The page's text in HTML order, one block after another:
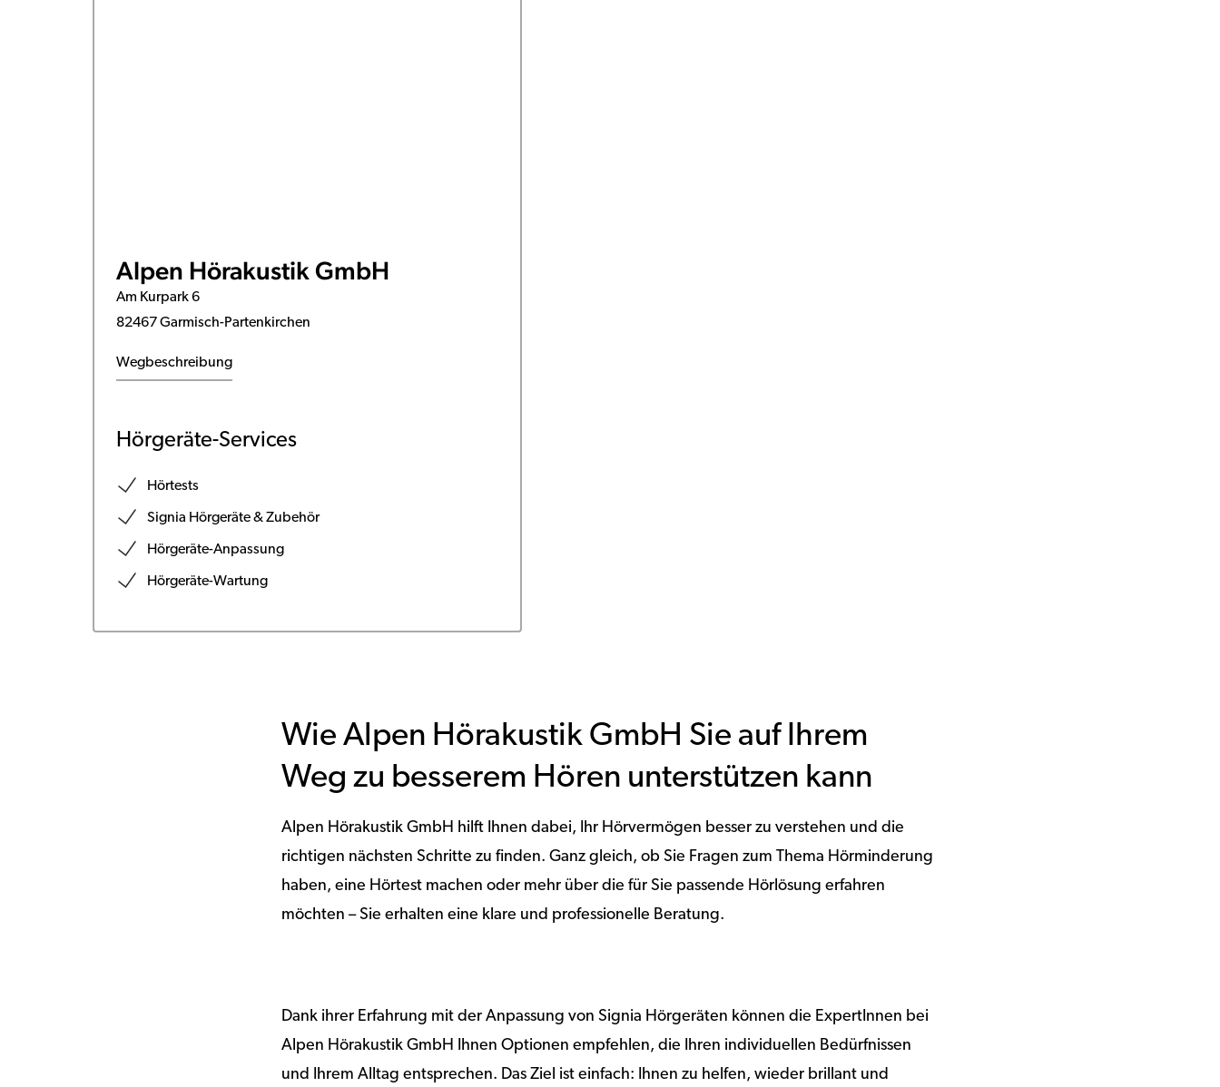
Alpen Hörakustik GmbH
Am Kurpark 6
82467 Garmisch-Partenkirchen
Wegbeschreibung
Hörgeräte-Services
Hörtests
Signia Hörgeräte & Zubehör
Hörgeräte-Anpassung
Hörgeräte-Wartung
Wie Alpen Hörakustik GmbH Sie auf Ihrem
Weg zu besserem Hören unterstützen kann
Alpen Hörakustik GmbH hilft Ihnen dabei, Ihr Hörvermögen besser zu verstehen und die
richtigen nächsten Schritte zu finden. Ganz gleich, ob Sie Fragen zum Thema Hörminderung
haben, eine Hörtest machen oder mehr über die für Sie passende Hörlösung erfahren
möchten – Sie erhalten eine klare und professionelle Beratung.
Dank ihrer Erfahrung mit der Anpassung von Signia Hörgeräten können die ExpertInnen bei
Alpen Hörakustik GmbH Ihnen Optionen empfehlen, die Ihren individuellen Bedürfnissen
und Ihrem Alltag entsprechen. Das Ziel ist einfach: Ihnen zu helfen, wieder brillant und